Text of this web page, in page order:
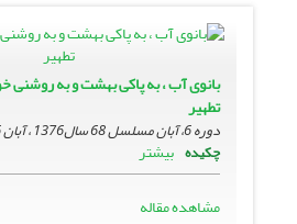
بانوى آب ، به پاکى بهشت و به
تطهیر
دوره 6، آبان مسلسل 68 سال1376 ، آبان 1376
چکیده بیشتر
مشاهده مقاله